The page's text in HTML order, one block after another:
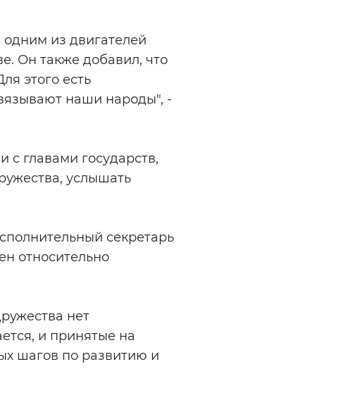
из двигателей
Он также добавил, что
этого есть
наши народы", -
с главами государств,
услышать
секретарь
относительно
нет
и принятые на
шагов по развитию и